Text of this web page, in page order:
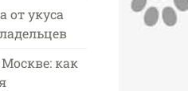
от укуса
как